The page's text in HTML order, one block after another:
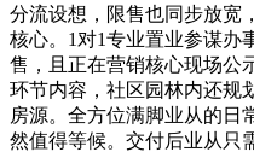
分流设想，限售也同步放宽
核心。1对1专业置业参谋办
售，且正在营销核心现场公
环节内容，社区园林内还规
房源。全方位满脚业从的日
然值得等候。交付后业从只